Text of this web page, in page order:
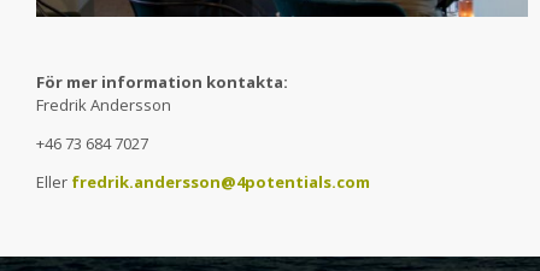
För mer information kontakta:
Fredrik Andersson
+46 73 684 7027
Eller fredrik.andersson@4potentials.com